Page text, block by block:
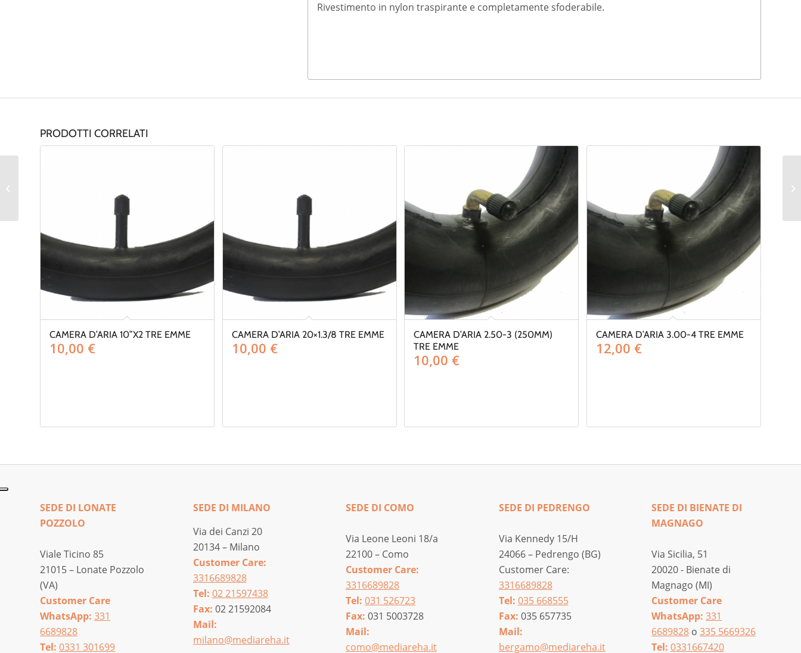
Rivestimento in nylon traspirante e completamente sfoderabile.
PRODOTTI CORRELATI
CAMERA D’ARIA 10”X2 TRE EMME
10,00 €
CAMERA D’ARIA 20×1.3/8 TRE EMME
10,00 €
CAMERA D’ARIA 2.50-3 (250MM)
TRE EMME
10,00 €
CAMERA D’ARIA 3.00-4 TRE EMME
12,00 €
SEDE DI LONATE
POZZOLO
Viale Ticino 85
21015 – Lonate Pozzolo
(VA)
Customer Care
WhatsApp: 331
6689828
Tel: 0331 301699
SEDE DI MILANO
Via dei Canzi 20
20134 – Milano
Customer Care:
3316689828
Tel: 02 21597438
Fax: 02 21592084
Mail:
milano@mediareha.it
SEDE DI COMO
Via Leone Leoni 18/a
22100 – Como
Customer Care:
3316689828
Tel: 031 526723
Fax: 031 5003728
Mail:
como@mediareha.it
SEDE DI PEDRENGO
Via Kennedy 15/H
24066 – Pedrengo (BG)
Customer Care:
3316689828
Tel: 035 668555
Fax: 035 657735
Mail:
bergamo@mediareha.it
SEDE DI BIENATE DI
MAGNAGO
Via Sicilia, 51
20020 - Bienate di
Magnago (MI)
Customer Care
WhatsApp: 331
6689828 o 335 5669326
Tel: 0331667420